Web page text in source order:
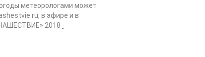
метеорологами может
в эфире и в
2018